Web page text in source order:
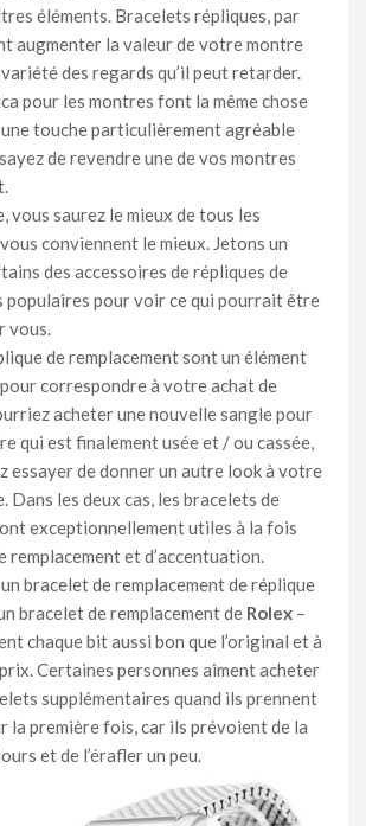
éléments. Bracelets répliques, par
augmenter la valeur de votre montre
des regards qu’il peut retarder.
pour les montres font la même chose
touche particulièrement agréable
de revendre une de vos montres
vous saurez le mieux de tous les
conviennent le mieux. Jetons un
des accessoires de répliques de
populaires pour voir ce qui pourrait être
vous.
de remplacement sont un élément
correspondre à votre achat de
acheter une nouvelle sangle pour
qui est finalement usée et / ou cassée,
essayer de donner un autre look à votre
Dans les deux cas, les bracelets de
exceptionnellement utiles à la fois
remplacement et d’accentuation.
bracelet de remplacement de réplique
bracelet de remplacement de Rolex –
chaque bit aussi bon que l’original et à
Certaines personnes aiment acheter
supplémentaires quand ils prennent
la première fois, car ils prévoient de la
et de l’érafler un peu.